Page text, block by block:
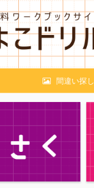
間違い探し